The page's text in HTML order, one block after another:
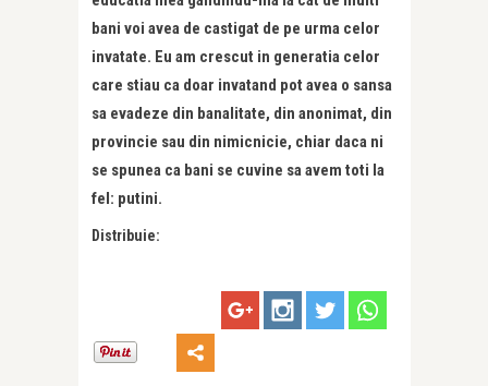
bani voi avea de castigat de pe urma celor
invatate. Eu am crescut in generatia celor
care stiau ca doar invatand pot avea o sansa
sa evadeze din banalitate, din anonimat, din
provincie sau din nimicnicie, chiar daca ni
se spunea ca bani se cuvine sa avem toti la
fel: putini.
Distribuie: